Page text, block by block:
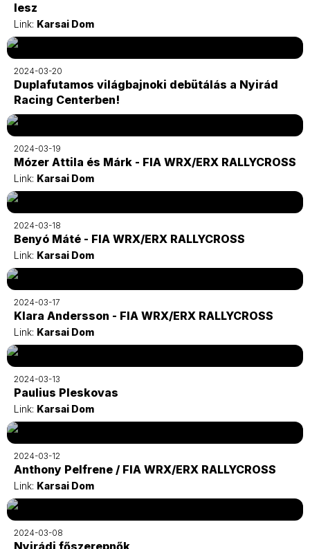
lesz
Link: Karsai Dom
2024-03-20
Duplafutamos világbajnoki debütálás a Nyirád
Racing Centerben!
2024-03-19
Mózer Attila és Márk - FIA WRX/ERX RALLYCROSS
Link: Karsai Dom
2024-03-18
Benyó Máté - FIA WRX/ERX RALLYCROSS
Link: Karsai Dom
2024-03-17
Klara Andersson - FIA WRX/ERX RALLYCROSS
Link: Karsai Dom
2024-03-13
Paulius Pleskovas
Link: Karsai Dom
2024-03-12
Anthony Pelfrene / FIA WRX/ERX RALLYCROSS
Link: Karsai Dom
2024-03-08
Nyirádi főszerepnők